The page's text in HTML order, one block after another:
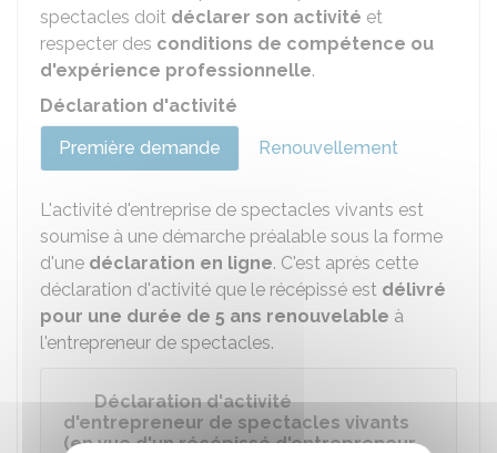
spectacles doit déclarer son activité et
respecter des conditions de compétence ou
d'expérience professionnelle.
Déclaration d'activité
Première demande
Renouvellement
L'activité d'entreprise de spectacles vivants est
soumise à une démarche préalable sous la forme
d'une déclaration en ligne. C'est après cette
déclaration d'activité que le récépissé est délivré
pour une durée de 5 ans renouvelable à
l'entrepreneur de spectacles.
Déclaration d'activité
d'entrepreneur de spectacles vivants
(en vue d'un récépissé d'entrepreneur